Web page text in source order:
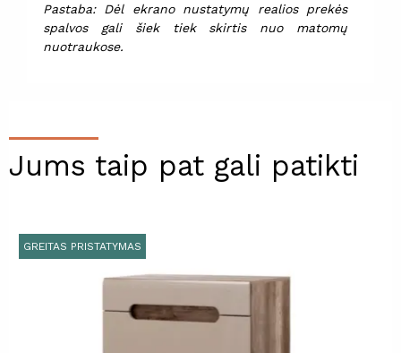
Pastaba: Dėl ekrano nustatymų realios prekės
spalvos gali šiek tiek skirtis nuo matomų
nuotraukose.
Jums taip pat gali patikti
GREITAS PRISTATYMAS